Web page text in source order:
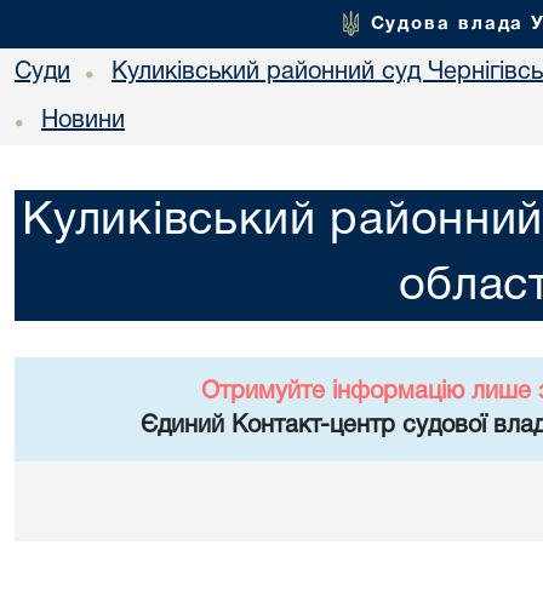
Судова влада
Суди • Куликівський районний суд
• Новини
Куликівський районний
Отримуйте інформацію лише
Єдиний Контакт-центр судової